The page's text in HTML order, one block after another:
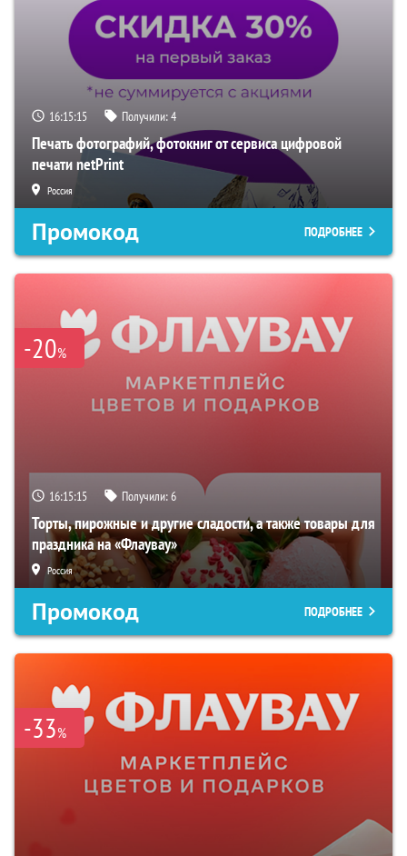
16:15:14 Получили:4
Печать фотографий, фотокниг от сервиса цифровой
печати netPrint
Россия
Промокод ПОДРОБНЕЕ
-20%
16:15:14 Получили:6
Торты, пирожные и другие сладости, а также товары для
праздника на «Флаувау»
Россия
Промокод ПОДРОБНЕЕ
-33%